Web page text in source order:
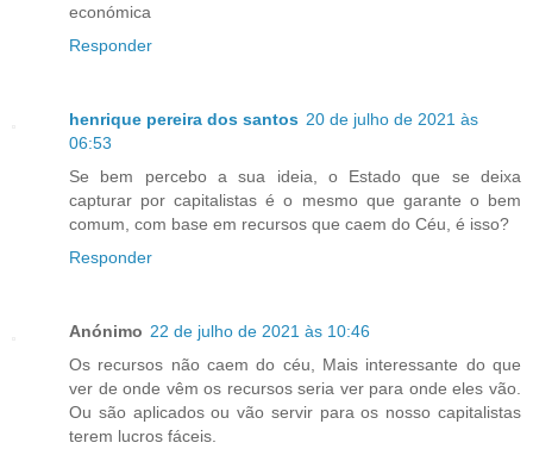
económica
Responder
henrique pereira dos santos 20 de julho de 2021 às
06:53
Se bem percebo a sua ideia, o Estado que se deixa
capturar por capitalistas é o mesmo que garante o bem
comum, com base em recursos que caem do Céu, é isso?
Responder
Anónimo 22 de julho de 2021 às 10:46
Os recursos não caem do céu, Mais interessante do que
ver de onde vêm os recursos seria ver para onde eles vão.
Ou são aplicados ou vão servir para os nosso capitalistas
terem lucros fáceis.